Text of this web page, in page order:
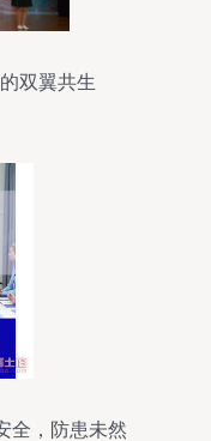
双翼共生
全，防患未然